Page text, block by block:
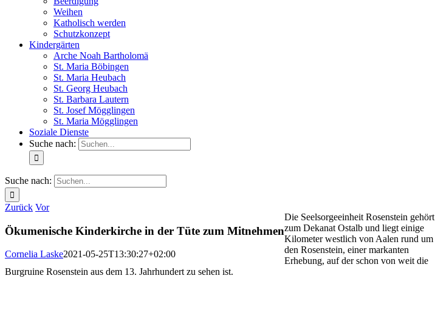
Weihen
Katholisch werden
Schutzkonzept
Kindergärten
Arche Noah Bartholomä
St. Maria Böbingen
St. Maria Heubach
St. Georg Heubach
St. Barbara Lautern
St. Josef Mögglingen
St. Maria Mögglingen
Soziale Dienste
Suche nach:
Suche nach:
Zurück Vor
Ökumenische Kinderkirche in der Tüte zum Mitnehmen
Cornelia Laske2021-05-25T13:30:27+02:00
Die Seelsorgeeinheit Rosenstein gehört
zum Dekanat Ostalb und liegt einige
Kilometer westlich von Aalen rund um
den Rosenstein, einer markanten
Erhebung, auf der schon von weit die
Burgruine Rosenstein aus dem 13. Jahrhundert zu sehen ist.